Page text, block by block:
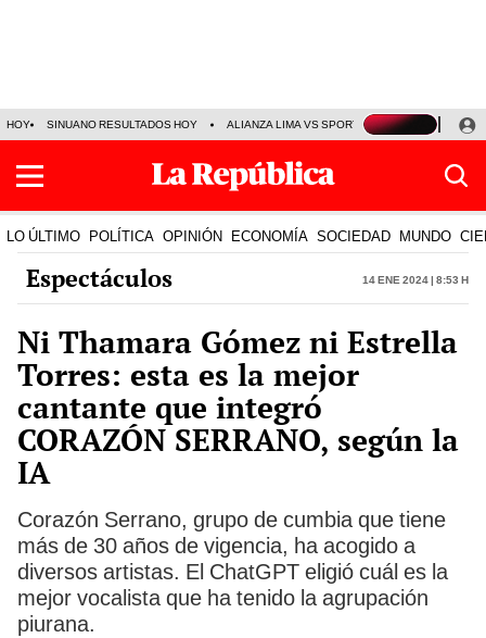
HOY SINUANO RESULTADOS HOY ALIANZA LIMA VS SPORT BOYS JORGE
LO ÚLTIMO POLÍTICA OPINIÓN ECONOMÍA SOCIEDAD MUNDO
Espectáculos 14 Ene 2024 | 8:53 h
Ni Thamara Gómez ni Estrella
Torres: esta es la mejor
cantante que integró
CORAZÓN SERRANO, según la
IA
Corazón Serrano, grupo de cumbia que tiene
más de 30 años de vigencia, ha acogido a
diversos artistas. El ChatGPT eligió cuál es la
mejor vocalista que ha tenido la agrupación
piurana.